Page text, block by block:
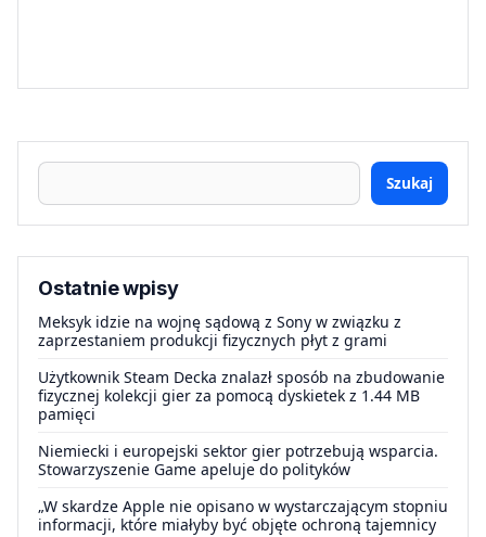
Szukaj
Ostatnie wpisy
Meksyk idzie na wojnę sądową z Sony w związku z
zaprzestaniem produkcji fizycznych płyt z grami
Użytkownik Steam Decka znalazł sposób na zbudowanie
fizycznej kolekcji gier za pomocą dyskietek z 1.44 MB
pamięci
Niemiecki i europejski sektor gier potrzebują wsparcia.
Stowarzyszenie Game apeluje do polityków
„W skardze Apple nie opisano w wystarczającym stopniu
informacji, które miałyby być objęte ochroną tajemnicy